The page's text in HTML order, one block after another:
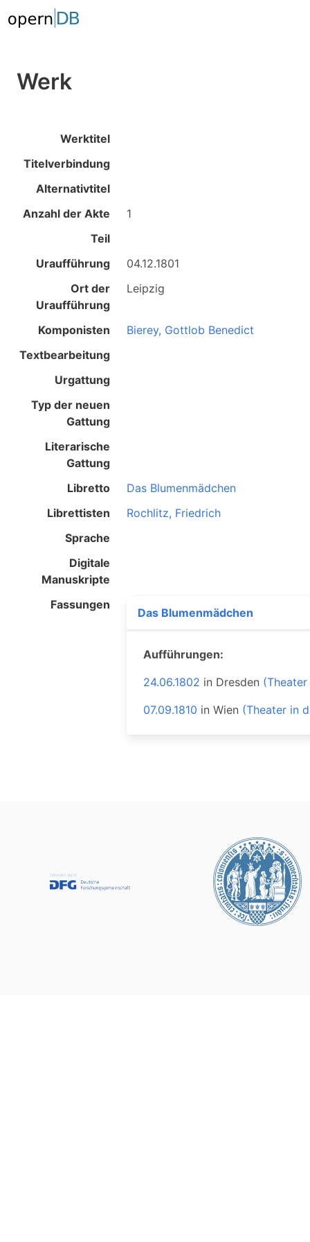
Werk
Werktitel
Titelverbindung
Alternativtitel
Anzahl der Akte
1
Teil
Uraufführung
04.12.1801
Ort der
Uraufführung
Leipzig
Komponisten
Bierey, Gottlob Benedict
Textbearbeitung
Urgattung
Typ der neuen
Gattung
Literarische
Gattung
Libretto
Das Blumenmädchen
Librettisten
Rochlitz, Friedrich
Sprache
Digitale
Manuskripte
Fassungen
Das Blumenmädchen
Aufführungen:
24.06.1802 in Dresden
07.09.1810 inWien (Theater in